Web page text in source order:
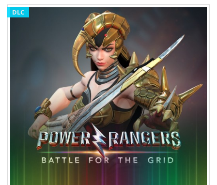
DLC